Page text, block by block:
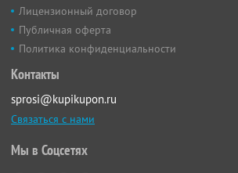
Лицензионный договор
Публичная оферта
Политика конфиденциальности
Контакты
sprosi@kupikupon.ru
Связаться с нами
Мы в Соцсетях